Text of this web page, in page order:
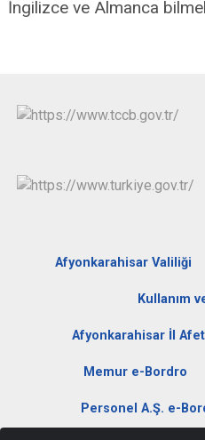
İngilizce ve Almanca
Afyonkarahisar Valiliği
Kullanım
Afyonkarahisar İl
Memur e-Bordro
Personel A.Ş. e-